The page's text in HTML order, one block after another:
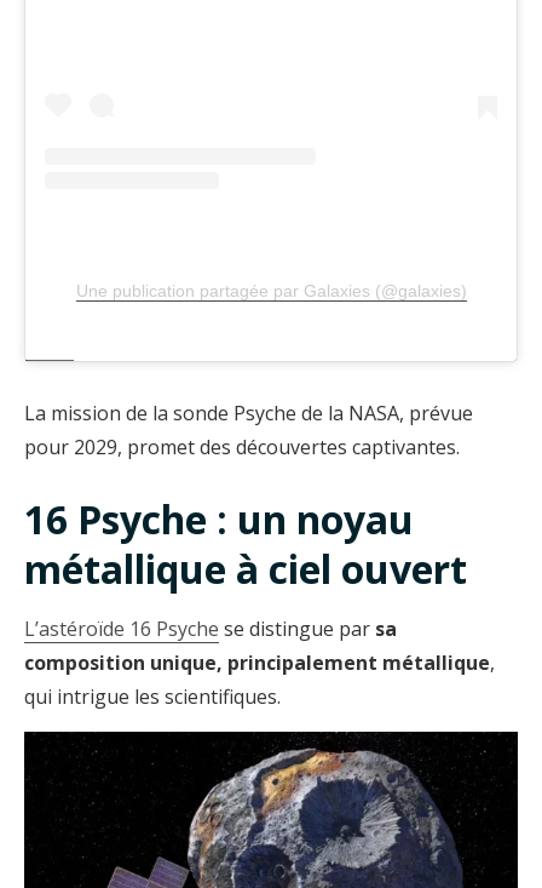
Une publication partagée par Galaxies (@galaxies)
La mission de la sonde Psyche de la NASA, prévue
pour 2029, promet des découvertes captivantes.
16 Psyche : un noyau
métallique à ciel ouvert
L’astéroïde 16 Psyche se distingue par sa
composition unique, principalement métallique,
qui intrigue les scientifiques.